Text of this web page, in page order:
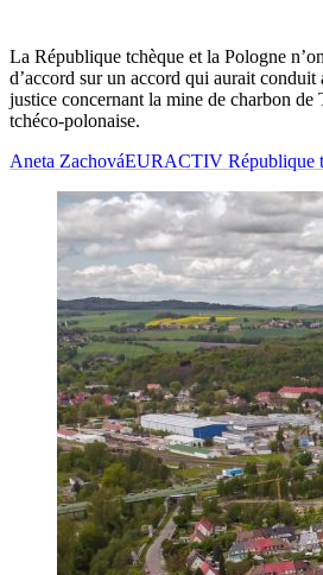
La République tchèque et la Pologne
d’accord sur un accord qui aurait conduit
justice concernant la mine de charbon
tchéco-polonaise.
Aneta ZachováEURACTIV République